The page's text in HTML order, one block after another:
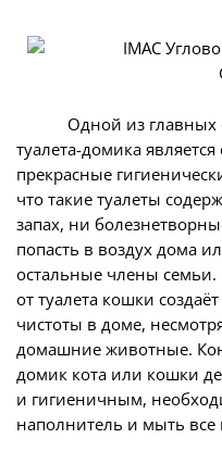
Одной из главных
туалета-домика
прекрасные
что такие туалеты
запах, ни
попасть в воздух дома
остальные члены семьи.
от туалета кошки
чистоты в доме,
домашние животные.
домик кота или кошки
и гигиеничным,
наполнитель и мыть все